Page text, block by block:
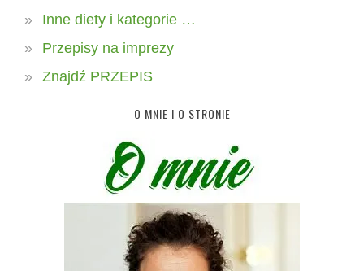
Inne diety i kategorie …
Przepisy na imprezy
Znajdź PRZEPIS
O MNIE I O STRONIE